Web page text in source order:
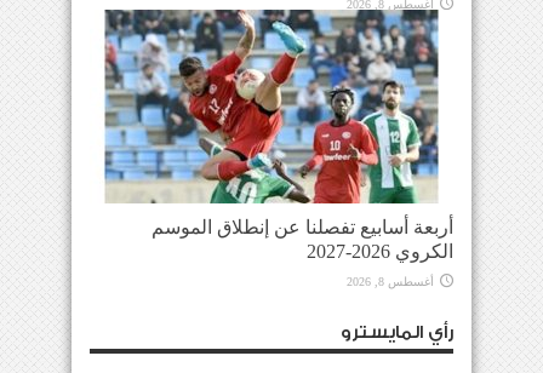
أغسطس 8, 2026
أربعة أسابيع تفصلنا عن إنطلاق الموسم
الكروي 2026-2027
أغسطس 8, 2026
رأي المايسترو